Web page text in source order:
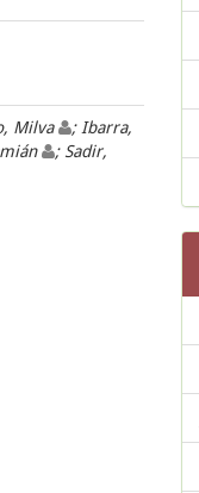
Milva
; Ibarra,
; Sadir,